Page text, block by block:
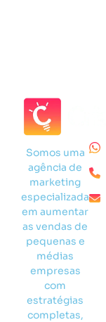
Somos uma
agência de
marketing
especializada
em aumentar
as vendas de
pequenas e
médias
empresas
com
estratégias
completas,